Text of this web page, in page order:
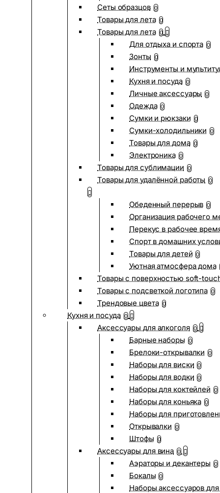
Сеты образцов 0
Товары для лета 0
Товары для лета 0
Для отдыха и спорта 0
Зонты 0
Инструменты и
Кухня и посуда 0
Личные аксессуары 0
Одежда 0
Сумки и рюкзаки 0
Сумки-холодильники 0
Товары для дома 0
Электроника 0
Товары для сублимации 0
Товары для удалённой работы 0
Обеденный перерыв 0
Организация рабочего
Перекус в рабочее
Спорт в домашних
Товары для детей 0
Уютная атмосфера дома
Товары с поверхностью soft-
Товары с подсветкой логотипа 0
Трендовые цвета 0
Кухня и посуда 0
Аксессуары для алкоголя 0
Барные наборы 0
Брелоки-открывалки 0
Наборы для виски 0
Наборы для водки 0
Наборы для коктейлей 0
Наборы для коньяка 0
Наборы для
Открывалки 0
Штофы 0
Аксессуары для вина 0
Аэраторы и декантеры 0
Бокалы 0
Наборы аксессуаров